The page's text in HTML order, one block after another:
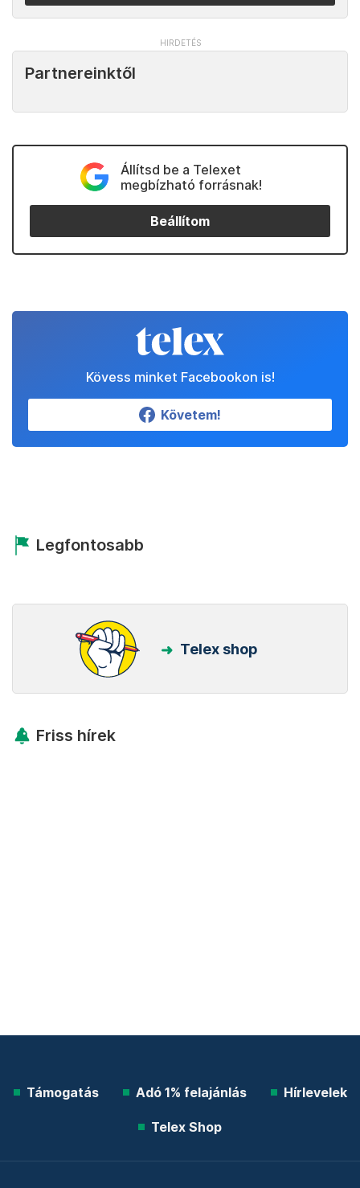
Partnereinktől
Állítsd be a Telexet
megbízható forrásnak!
Beállítom
Kövess minket Facebookon is!
Követem!
Legfontosabb
Telex shop
Friss hírek
Támogatás Adó 1% felajánlás Hírlevelek
Telex Shop